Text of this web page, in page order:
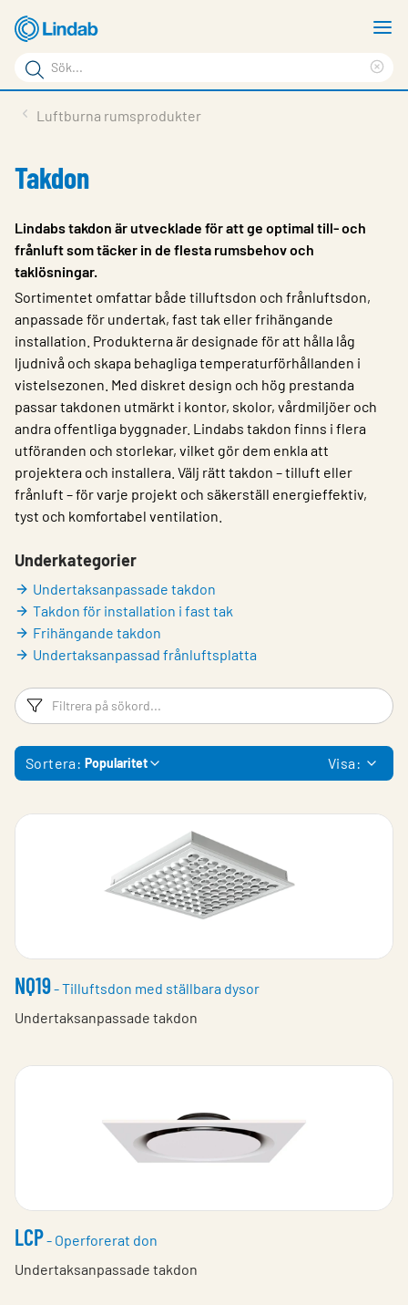
Hoppa
till
huvudinnehållet
Sökord
Sök
på
Service & Support
Om Lindab
Kontakt
Logga in
Choose languge
Sweden
Luftburna rumsprodukter
Takdon
Lindabs takdon är utvecklade för att ge optimal till- och
frånluft som täcker in de flesta rumsbehov och
taklösningar.
Sortimentet omfattar både tilluftsdon och frånluftsdon,
anpassade för undertak, fast tak eller frihängande
installation. Produkterna är designade för att hålla låg
ljudnivå och skapa behagliga temperaturförhållanden i
vistelsezonen. Med diskret design och hög prestanda
passar takdonen utmärkt i kontor, skolor, vårdmiljöer och
andra offentliga byggnader. Lindabs takdon finns i flera
utföranden och storlekar, vilket gör dem enkla att
projektera och installera. Välj rätt takdon – tilluft eller
frånluft – för varje projekt och säkerställ energieffektiv,
tyst och komfortabel ventilation.
Underkategorier
Undertaksanpassade takdon
Takdon för installation i fast tak
Frihängande takdon
Undertaksanpassad frånluftsplatta
Filtreringsord
Sortera: Popularitet Visa:
NQ19- Tilluftsdon med ställbara dysor
Undertaksanpassade takdon
LCP- Operforerat don
Undertaksanpassade takdon